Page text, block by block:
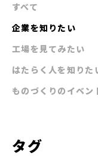
すべて
企業を知りたい
工場を見てみたい
はたらく人を知りた
ものづくりのイベン
タグ